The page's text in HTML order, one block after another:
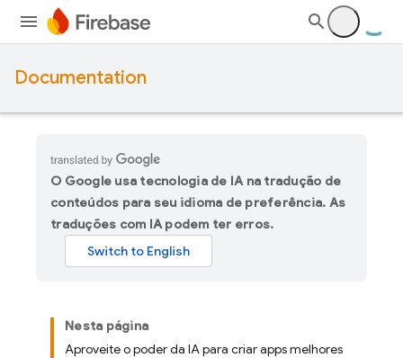
Documentation
O Google usa tecnologia de IA na tradução de
conteúdos para seu idioma de preferência. As
traduções com IA podem ter erros.
Nesta página
Aproveite o poder da IA para criar apps melhores